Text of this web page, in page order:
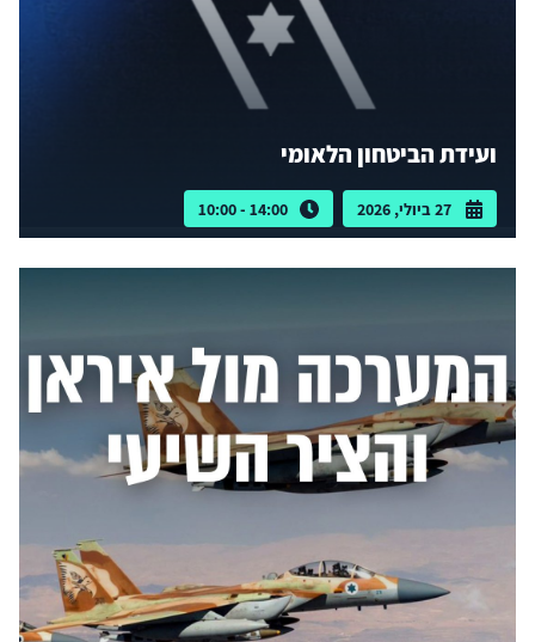
ועידת הביטחון הלאומי
27 ביולי, 2026 14:00 - 10:00